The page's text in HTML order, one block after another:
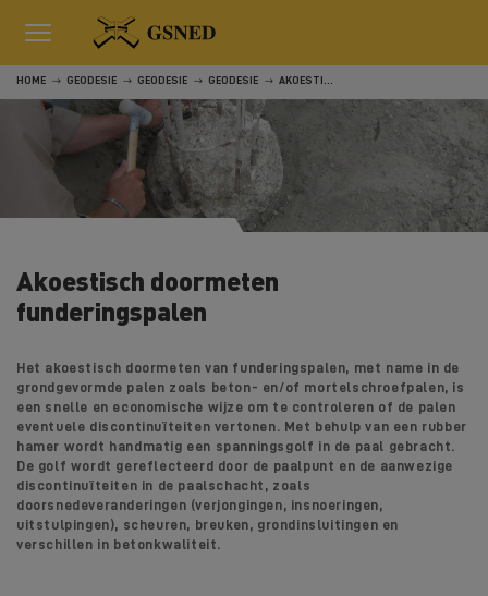
HOME GEODESIE GEODESIE GEODESIE AKOESTISCH DOORMETEN FUNDERINGSPALEN
Akoestisch doormeten
funderingspalen
Het akoestisch doormeten van funderingspalen, met name in de
grondgevormde palen zoals beton- en/of mortelschroefpalen, is
een snelle en economische wijze om te controleren of de palen
eventuele discontinuïteiten vertonen. Met behulp van een rubber
hamer wordt handmatig een spanningsgolf in de paal gebracht.
De golf wordt gereflecteerd door de paalpunt en de aanwezige
discontinuïteiten in de paalschacht, zoals
doorsnedeveranderingen (verjongingen, insnoeringen,
uitstulpingen), scheuren, breuken, grondinsluitingen en
verschillen in betonkwaliteit.